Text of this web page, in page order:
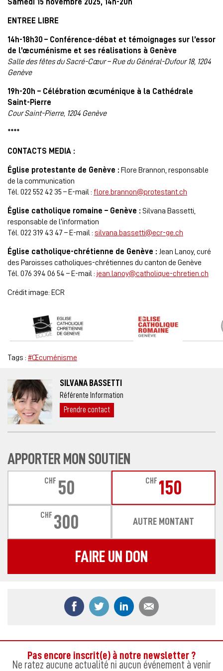
Samedi 15 novembre 2025, 14h-20h
ENTREE LIBRE
14h-18h30 – Conférence-débat et témoignages sur l’essor
de l’œcuménisme et ses réalisations à Genève
Salle des fêtes du Sacré-Cœur – Rue du Général-Dufour 18, 1204
Genève
19h-20h – Célébration œcuménique à la Cathédrale
Saint-Pierre
Cour Saint-Pierre, 1204 Genève
****
CONTACTS MEDIA :
Église protestante de Genève : Flore Brannon, responsable
de la communication
Tél. 022 552 42 35 – E-mail : flore.brannon@protestant.ch
Église catholique romaine – Genève : Silvana Bassetti,
responsable de l’information
Tél. 022 319 43 47 – E-mail : silvana.bassetti@ecr-ge.ch
Église catholique-chrétienne de Genève : Jean Lanoy, curé
des Paroisses catholiques-chrétiennes du canton de Genève
Tél. 076 394 06 54 – E-mail : jean.lanoy@catholique-chretien.ch
Crédit image: ECR
Tags : #Œcuménisme
SILVANA BASSETTI
Référente Information
Prendre contact
APPORTER MON SOUTIEN
CHF 50 CHF 150
CHF 300 AUTRE MONTANT
FAIRE UN DON
Partager ce contenu sur Facebook
Partager ce contenu sur Twitter
Partager ce contenu
Pas encore inscrit(e) à notre newsletter ?
Ne ratez aucune actualité ni aucun événement à venir